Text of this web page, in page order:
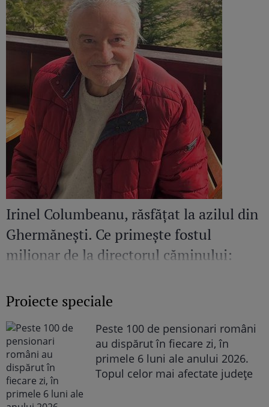
Irinel Columbeanu, răsfățat la azilul din
Ghermănești. Ce primește fostul
milionar de la directorul căminului:
Proiecte speciale
Peste 100 de pensionari români
au dispărut în fiecare zi, în
primele 6 luni ale anului 2026.
Topul celor mai afectate județe